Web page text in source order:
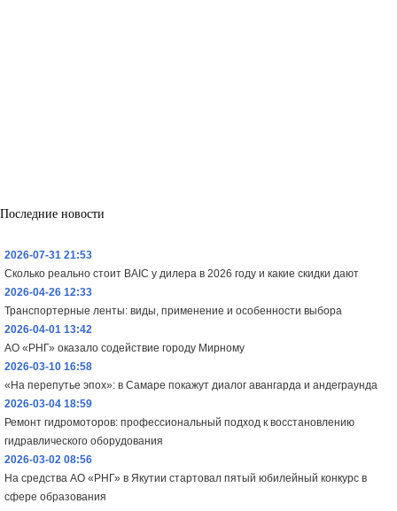
Последние новости
2026-07-31 21:53
Сколько реально стоит BAIC у дилера в 2026 году и какие скидки дают
2026-04-26 12:33
Транспортерные ленты: виды, применение и особенности выбора
2026-04-01 13:42
АО «РНГ» оказало содействие городу Мирному
2026-03-10 16:58
«На перепутье эпох»: в Самаре покажут диалог авангарда и андеграунда
2026-03-04 18:59
Ремонт гидромоторов: профессиональный подход к восстановлению
гидравлического оборудования
2026-03-02 08:56
На средства АО «РНГ» в Якутии стартовал пятый юбилейный конкурс в
сфере образования